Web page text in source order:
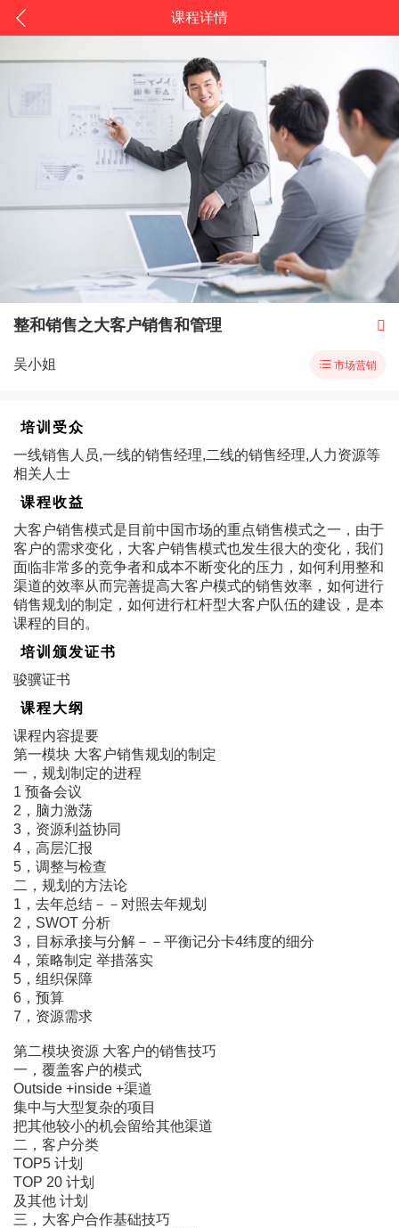
课程详情
整和销售之大客户销售和管理 
吴小姐  市场营销
培训受众
一线销售人员,一线的销售经理,二线的销售经理,人力资源等
相关人士
课程收益
大客户销售模式是目前中国市场的重点销售模式之一，由于
客户的需求变化，大客户销售模式也发生很大的变化，我们
面临非常多的竞争者和成本不断变化的压力，如何利用整和
渠道的效率从而完善提高大客户模式的销售效率，如何进行
销售规划的制定，如何进行杠杆型大客户队伍的建设，是本
课程的目的。
培训颁发证书
骏骥证书
课程大纲
课程内容提要
第一模块 大客户销售规划的制定
一，规划制定的进程
1 预备会议
2，脑力激荡
3，资源利益协同
4，高层汇报
5，调整与检查
二，规划的方法论
1，去年总结－－对照去年规划
2，SWOT 分析
3，目标承接与分解－－平衡记分卡4纬度的细分
4，策略制定 举措落实
5，组织保障
6，预算
7，资源需求
第二模块资源 大客户的销售技巧
一，覆盖客户的模式
Outside +inside +渠道
集中与大型复杂的项目
把其他较小的机会留给其他渠道
二，客户分类
TOP5 计划
TOP 20 计划
及其他 计划
三，大客户合作基础技巧